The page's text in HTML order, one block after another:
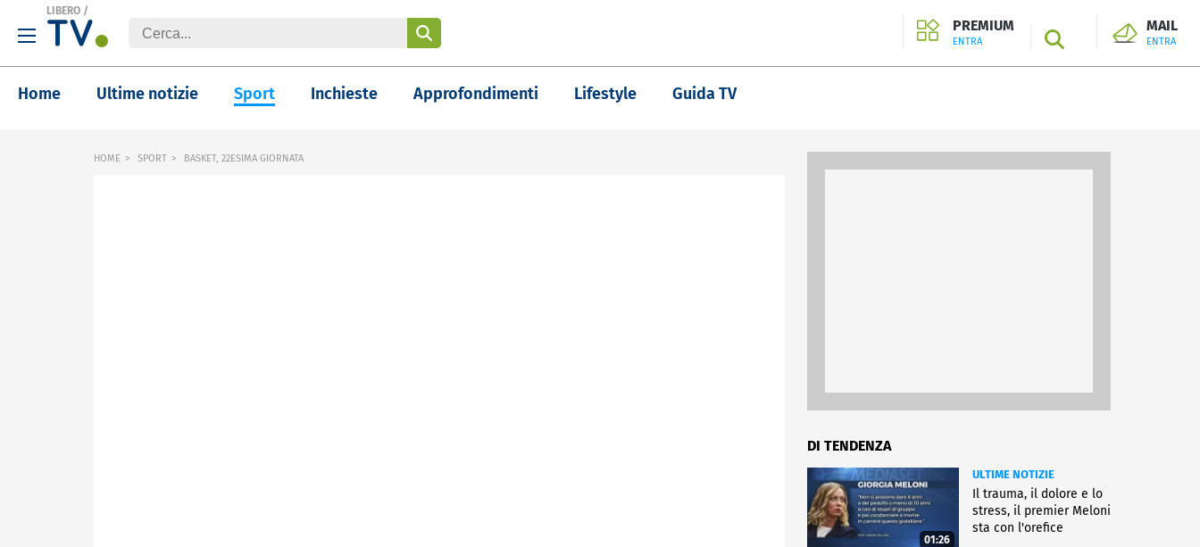
LIBERO /
PREMIUM
ENTRA SEARCH
MAIL
ENTRA
Home Ultime notizie Sport Inchieste Approfondimenti Lifestyle Guida TV
HOME SPORT BASKET, 22ESIMA GIORNATA
DI TENDENZA
01:26
ULTIME NOTIZIE
Il trauma, il dolore e lo
stress, il premier Meloni
sta con l'orefice